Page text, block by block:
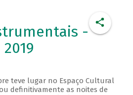
-
teve lugar no Espaço Cultural
definitivamente as noites de